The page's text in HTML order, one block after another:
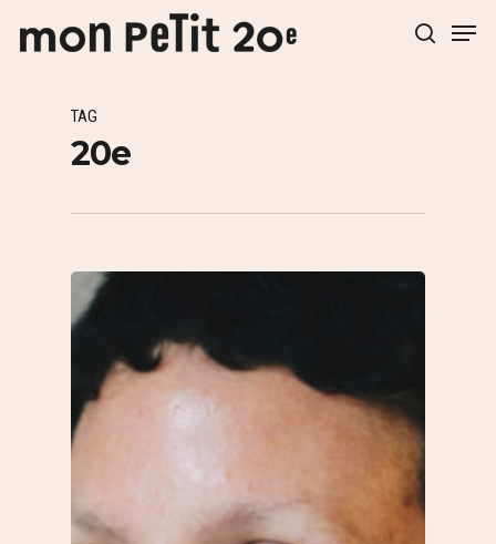
TAG
20e